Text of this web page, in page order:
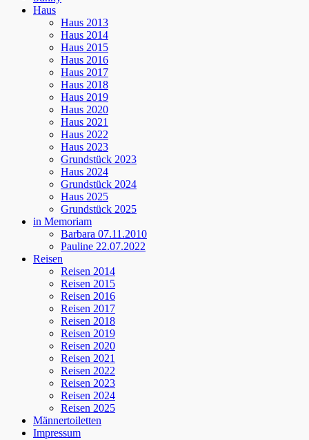
Haus
Haus 2013
Haus 2014
Haus 2015
Haus 2016
Haus 2017
Haus 2018
Haus 2019
Haus 2020
Haus 2021
Haus 2022
Haus 2023
Grundstück 2023
Haus 2024
Grundstück 2024
Haus 2025
Grundstück 2025
in Memoriam
Barbara 07.11.2010
Pauline 22.07.2022
Reisen
Reisen 2014
Reisen 2015
Reisen 2016
Reisen 2017
Reisen 2018
Reisen 2019
Reisen 2020
Reisen 2021
Reisen 2022
Reisen 2023
Reisen 2024
Reisen 2025
Männertoiletten
Impressum